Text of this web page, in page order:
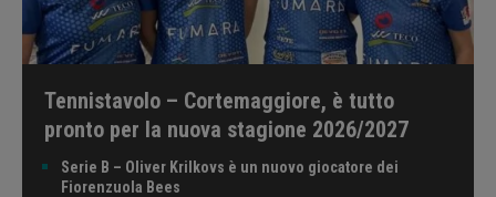
Tennistavolo – Cortemaggiore, è tutto
pronto per la nuova stagione 2026/2027
Serie B – Oliver Krilkovs è un nuovo giocatore dei
Fiorenzuola Bees